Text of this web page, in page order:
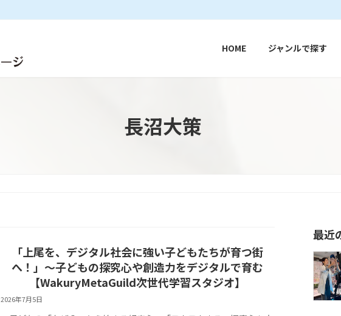
HOME ジャンルで探す
長沼大策
「上尾を、デジタル社会に強い子どもたちが育つ街
へ！」〜子どもの探究心や創造力をデジタルで育む
【WakuryMetaGuild次世代学習スタジオ】
2026年7月5日
最近